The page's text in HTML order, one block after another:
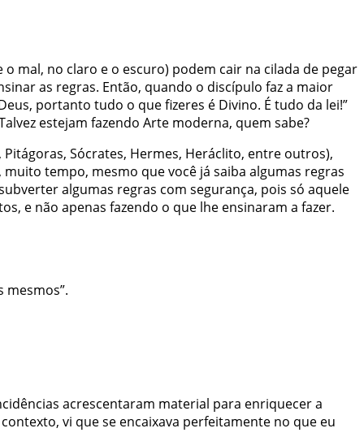
mal, no claro e o escuro) podem cair na cilada de pegar
as regras. Então, quando o discípulo faz a maior
portanto tudo o que fizeres é Divino. É tudo da lei!”
estejam fazendo Arte moderna, quem sabe?
Sócrates, Hermes, Heráclito, entre outros),
tempo, mesmo que você já saiba algumas regras
algumas regras com segurança, pois só aquele
e não apenas fazendo o que lhe ensinaram a fazer.
mesmos”.
acrescentaram material para enriquecer a
vi que se encaixava perfeitamente no que eu